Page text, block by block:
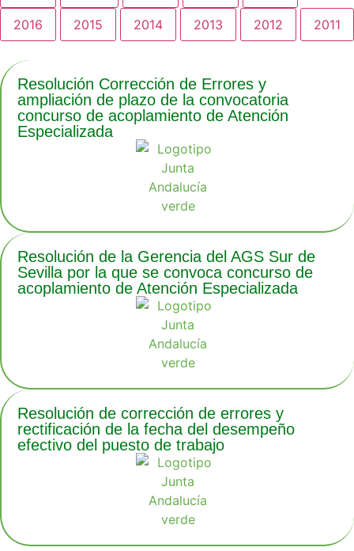
2016 2015 2014 2013 2012 2011
Resolución Corrección de Errores y
ampliación de plazo de la convocatoria
concurso de acoplamiento de Atención
Especializada
Resolución de la Gerencia del AGS Sur de
Sevilla por la que se convoca concurso de
acoplamiento de Atención Especializada
Resolución de corrección de errores y
rectificación de la fecha del desempeño
efectivo del puesto de trabajo